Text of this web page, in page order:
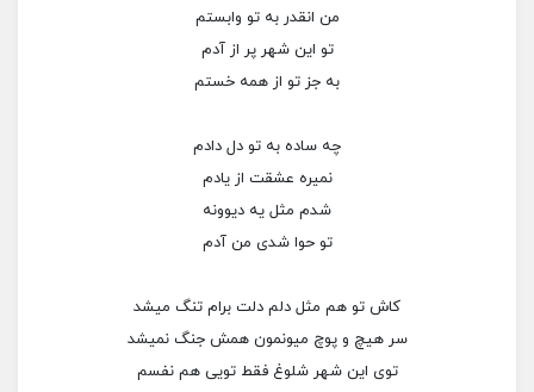
من انقدر به تو وابستم
تو این شهر پر از آدم
به جز تو از همه خستم
چه ساده به تو دل دادم
نمیره عشقت از یادم
شدم مثل یه دیوونه
تو حوا شدی من آدم
کاش تو هم مثل دلم دلت برام تنگ میشد
سر هیچ و پوچ میونمون همش جنگ نمیشد
توی این شهر شلوغ فقط تویی هم نفسم